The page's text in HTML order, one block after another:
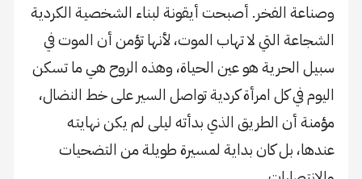
وصناعة الفخر. أصبحت أيقونة لبناء الشخصية الكردية
الشجاعة التي لا تهاب الموت، لأنها تؤمن أن الموت في
سبيل الحرية هو عين الحياة، وهذه الروح هي ما تسكن
اليوم في كل امرأة كردية تواصل السير على خط النضال،
مؤمنة أن الطريق الذي بدأته ليلى لم يكن نهايته
عندها، بل كان بداية لمسيرة طويلة من التضحيات